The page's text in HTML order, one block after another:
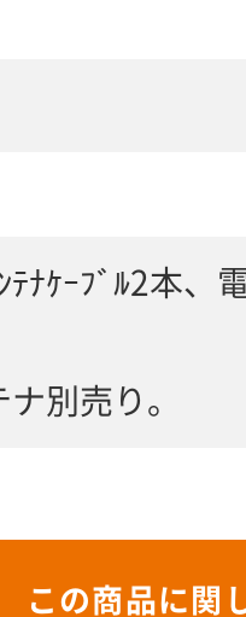
ﾃﾅｹｰﾌﾞﾙ2本、
別売り。
この商品に関